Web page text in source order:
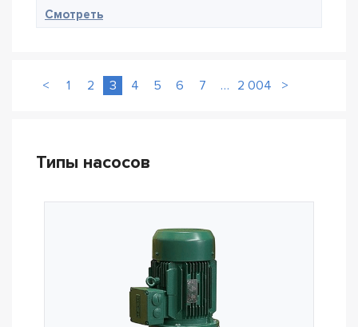
Смотреть— Flygt NT 3171.181 MT 432
< 1 2 3 4 5 6 7 … 2 004 >
Типы насосов